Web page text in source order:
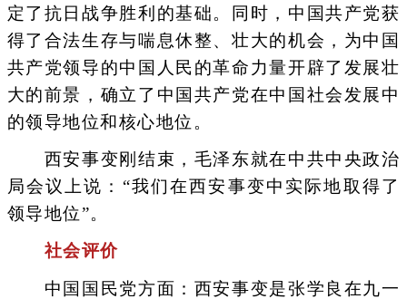
定了抗日战争胜利的基础。同时，中国共产党获
得了合法生存与喘息休整、壮大的机会，为中国
共产党领导的中国人民的革命力量开辟了发展壮
大的前景，确立了中国共产党在中国社会发展中
的领导地位和核心地位。
西安事变刚结束，毛泽东就在中共中央政治
局会议上说：“我们在西安事变中实际地取得了
领导地位”。
社会评价
中国国民党方面：西安事变是张学良在九一